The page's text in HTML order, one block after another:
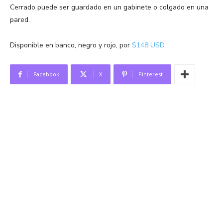
Cerrado puede ser guardado en un gabinete o colgado en una
pared.
Disponible en banco, negro y rojo, por $148 USD.
Facebook X Pinterest